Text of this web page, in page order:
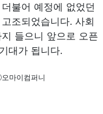
불어 예정에 없었던
조되었습니다. 사회
들으니 앞으로 오픈
대가 됩니다.
마이컴퍼니